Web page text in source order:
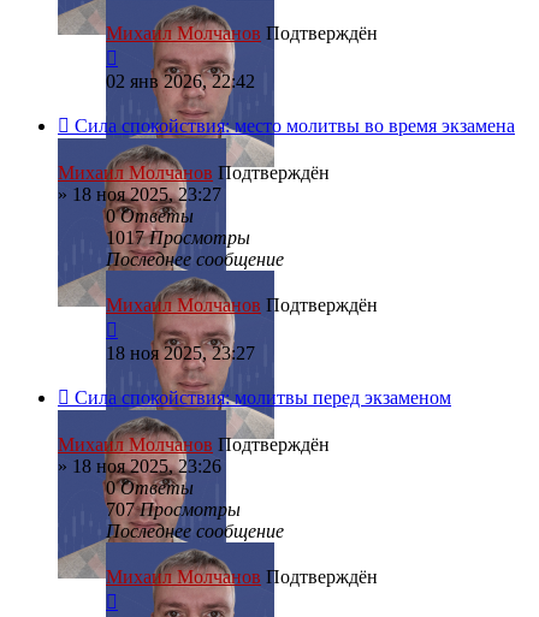
Михаил Молчанов Подтверждён
02 янв 2026, 22:42
Сила спокойствия: место молитвы во время экзамена
Михаил Молчанов Подтверждён
» 18 ноя 2025, 23:27
0Ответы
1017Просмотры
Последнее сообщение
Михаил Молчанов Подтверждён
18 ноя 2025, 23:27
Сила спокойствия: молитвы перед экзаменом
Михаил Молчанов Подтверждён
» 18 ноя 2025, 23:26
0Ответы
707Просмотры
Последнее сообщение
Михаил Молчанов Подтверждён